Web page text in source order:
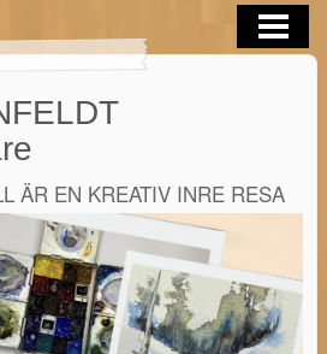
ÄR EN KREATIV INRE RESA